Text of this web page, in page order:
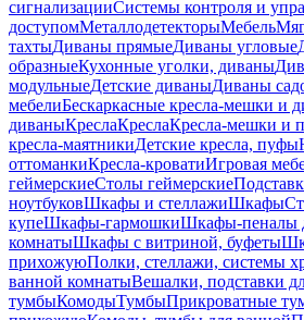
сигнализацииСистемы контроля и
доступомМеталлодетекторыМебель
тахтыДиваны прямыеДиваны угловые
образныеКухонные уголки, диваны
модульныеДетские диваныДиваны
мебелиБескаркасные кресла-мешки и
диваныКреслаКреслаКресла-мешки и
кресла-маятникиДетские кресла, пуфы
оттоманкиКресла-кроватиИгровая
геймерскиеСтолы геймерские
ноутбуковШкафы и стеллажиШкафы
купеШкафы-гармошкиШкафы-пеналы
комнатыШкафы с витриной, буфеты
прихожуюПолки, стеллажи, системы
ванной комнатыВешалки, подставки
тумбыКомодыТумбыПрикроватные